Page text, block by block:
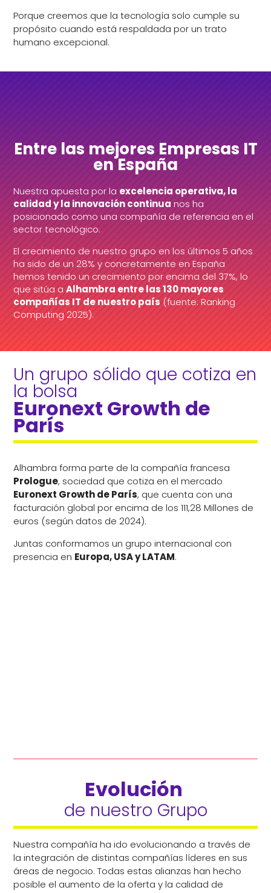
Porque creemos que la tecnología solo cumple su
propósito cuando está respaldada por un trato
humano excepcional.
Entre las mejores Empresas IT
en España
Nuestra apuesta por la excelencia operativa, la
calidad y la innovación continua nos ha
posicionado como una compañía de referencia en el
sector tecnológico.
El crecimiento de nuestro grupo en los últimos 5 años
ha sido de un 28% y concretamente en España
hemos tenido un crecimiento por encima del 37%, lo
que sitúa aAlhambra entre las 130 mayores
compañías IT de nuestro país(fuente: Ranking
Computing 2025).
Un grupo sólido que cotiza en
la bolsa
Euronext Growth de
París
Alhambra forma parte de la compañía francesa
Prologue, sociedad que cotiza en el mercado
Euronext Growth de París, que cuenta con una
facturación global por encima de los 111,28 Millones de
euros (según datos de 2024).
Juntas conformamos un grupo internacional con
presencia en Europa, USA y LATAM.
Evolución
de nuestro Grupo
Nuestra compañía ha ido evolucionando a través de
la integración de distintas compañías líderes en sus
áreas de negocio. Todas estas alianzas han hecho
posible el aumento de la oferta y la calidad de